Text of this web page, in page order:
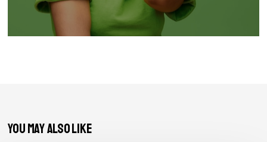
You May Also Like